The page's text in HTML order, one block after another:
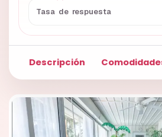
Tasa de respuesta
Descripción